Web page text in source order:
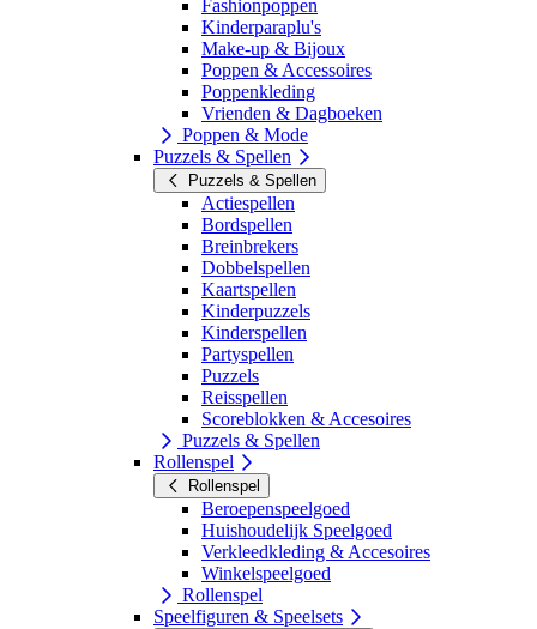
Fashionpoppen
Kinderparaplu's
Make-up & Bijoux
Poppen & Accessoires
Poppenkleding
Vrienden & Dagboeken
Poppen & Mode
Puzzels & Spellen
Puzzels & Spellen
Actiespellen
Bordspellen
Breinbrekers
Dobbelspellen
Kaartspellen
Kinderpuzzels
Kinderspellen
Partyspellen
Puzzels
Reisspellen
Scoreblokken & Accesoires
Puzzels & Spellen
Rollenspel
Rollenspel
Beroepenspeelgoed
Huishoudelijk Speelgoed
Verkleedkleding & Accesoires
Winkelspeelgoed
Rollenspel
Speelfiguren & Speelsets